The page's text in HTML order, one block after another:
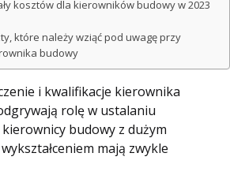
kosztów dla kierowników budowy w 2023
które należy wziąć pod uwagę przy
budowy
i kwalifikacje kierownika
rolę w ustalaniu
budowy z dużym
mają zwykle